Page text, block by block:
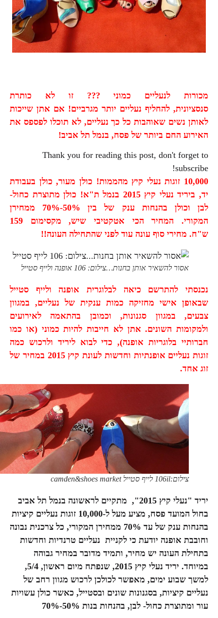
מכורות לנעליים כמוני ??? זו לא כותרת
סנסציונית, להחליף נעליים יותר מגרביים! אם אתן שייכות
לאותן נשים שאוהבות כל כך נעליים, לא תוכלו לפספס את
האירוע החם ביותר של פסח, בנמל תל אביב!
Thank you for reading this post, don't forget to
subscribe!
10,000 זוגות נעלי קיץ מהממות! כולן מעור, כולן בעבודת
יד, ביריד נעלי קיץ 2015 בנמל ת"א! כולן מתוצרת כחול-
לבן וכולן בהנחות ענק של בין 50%-70% ממחירן
המקורי. המחיר הכי אטקטיבי שיש, מקסימום 159
ש"ח. מחירי סוף עונה עוד לפני שהתחילה העונה!!
אסור להשאיר אותן בחנות…צילום: 106 אופנה ולייף סטייל
נכנסתי להתרשם כיאה לבלוגרית אופנה ולייף סטייל
שבאופן אישי מחזיקה כמות ענקית של נעליים, במגוון
צבעים, במגוון סגנונות, וכמובן בהתאמה לאירועים
ולמקומות השונים. אתן לא חייבות להיות כמוני (או כמו
חברותיי בלוגריות אופנה), כדי לבוא ליריד ולרכוש כמה
זוגות נעליים אופנתיות וחדשות לעונת קיץ 2015 במחיר של
זוג אחד.
צילום:106il לייף סטייל camden&shoes market
יריד "נעלי קיץ 2015", מתקיים לראשונה בנמל תל אביב
בחול המועד פסח, מציע מעל ל-10,000 זוגות נעליים קיציות
בהנחות ענק של עד 70% ממחירן המקורי, כל צרכנית נבונה
וחובבת אופנה יודעת כי לקניית נעליים טרנדיות וחדשות
בתחילת העונה יש מחיר, ותמיד מדובר במחיר גבוהה
במיוחד. יריד נעלי קיץ 2015, שנפתח מיום ראשון, 5/4,
למשך שבוע ימים, מאפשר לכולכן לרכוש מגוון רחב של
נעליים קיציות, בסגנונות שונים ובסטייל, כאשר כולן עשויות
עור ומתוצרת כחול- לבן, בהנחות בנות 50%-70%